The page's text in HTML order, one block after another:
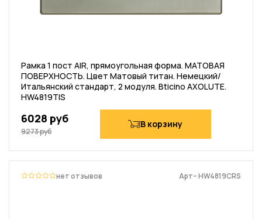
Рамка 1 пост AIR, прямоугольная форма. МАТОВАЯ
ПОВЕРХНОСТЬ. Цвет Матовый титан. Немецкий/
Итальянский стандарт, 2 модуля. Bticino AXOLUTE.
HW4819TIS
6028 руб
9273 руб
В корзину
нет отзывов Арт– HW4819CRS